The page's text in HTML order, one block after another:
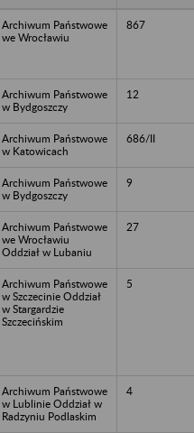
Archiwum Państwowe
we Wrocławiu
867
Archiwum Państwowe
w Bydgoszczy
12
Archiwum Państwowe
w Katowicach
686/II
Archiwum Państwowe
w Bydgoszczy
9
Archiwum Państwowe
we Wrocławiu
Oddział w Lubaniu
27
Archiwum Państwowe
w Szczecinie Oddział
w Stargardzie
Szczecińskim
5
Archiwum Państwowe
w Lublinie Oddział w
Radzyniu Podlaskim
4